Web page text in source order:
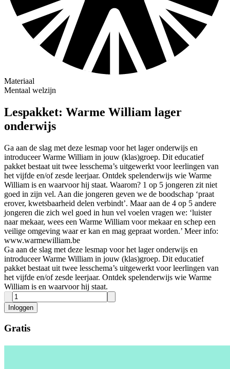
Materiaal
Mentaal welzijn
Lespakket: Warme William lager
onderwijs
Ga aan de slag met deze lesmap voor het lager onderwijs en
introduceer Warme William in jouw (klas)groep. ​ ​Dit educatief
pakket bestaat uit twee lesschema’s uitgewerkt voor leerlingen van
het vijfde en/of zesde leerjaar. Ontdek spelenderwijs wie Warme
William is en waarvoor hij staat. Waarom? 1 op 5 jongeren zit niet
goed in zijn vel. Aan die jongeren geven we de boodschap ‘praat
erover, kwetsbaarheid delen verbindt’. Maar aan de 4 op 5 andere
jongeren die zich wel goed in hun vel voelen vragen we: ‘luister
naar mekaar, wees een Warme William voor mekaar en schep een
veilige omgeving waar er kan en mag gepraat worden.’ Meer info:
www.warmewilliam.be
Ga aan de slag met deze lesmap voor het lager onderwijs en
introduceer Warme William in jouw (klas)groep. ​ ​Dit educatief
pakket bestaat uit twee lesschema’s uitgewerkt voor leerlingen van
het vijfde en/of zesde leerjaar. Ontdek spelenderwijs wie Warme
William is en waarvoor hij staat.
Inloggen
Gratis